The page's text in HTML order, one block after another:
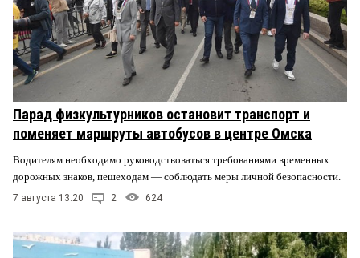
Парад физкультурников остановит транспорт и
поменяет маршруты автобусов в центре Омска
Водителям необходимо руководствоваться требованиями временных
дорожных знаков, пешеходам — соблюдать меры личной безопасности.
7 августа 13:20 2 624